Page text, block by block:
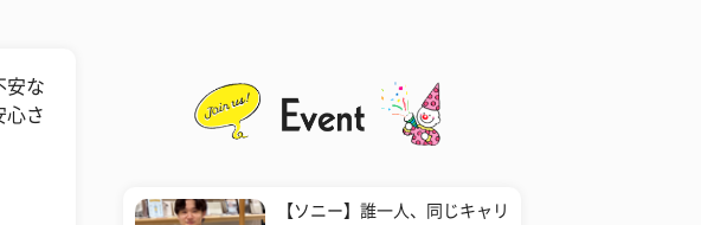
安な
心さ
【ソニー】誰一人、同じキャリ